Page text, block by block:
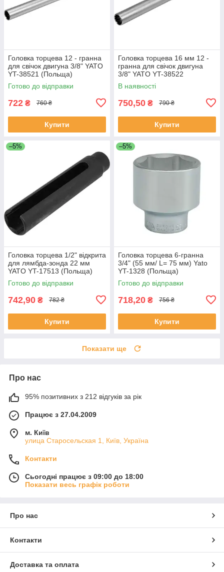
Головка торцева 12 - гранна
для свічок двигуна 3/8" YATO
YT-38521 (Польща)
Готово до відправки
722 ₴ 760 ₴
Купити
Головка торцева 16 мм 12 -
гранна для свічок двигуна
3/8" YATO YT-38522
(Польща)
В наявності
750,50 ₴ 790 ₴
Купити
–5%
Головка торцева 1/2" відкрита
для лямбда-зонда 22 мм
YATO YT-17513 (Польща)
Готово до відправки
742,90 ₴ 782 ₴
Купити
–5%
Головка торцева 6-гранна
3/4" (55 мм/ L= 75 мм) Yato
YT-1328 (Польща)
Готово до відправки
718,20 ₴ 756 ₴
Купити
Показати ще
Про нас
95% позитивних з 212 відгуків за рік
Працює з 27.04.2009
м. Київ
улица Старосельская 1, Київ, Україна
Контакти
Сьогодні працює з 09:00 до 18:00
Показати весь графік роботи
Про нас
Контакти
Доставка та оплата